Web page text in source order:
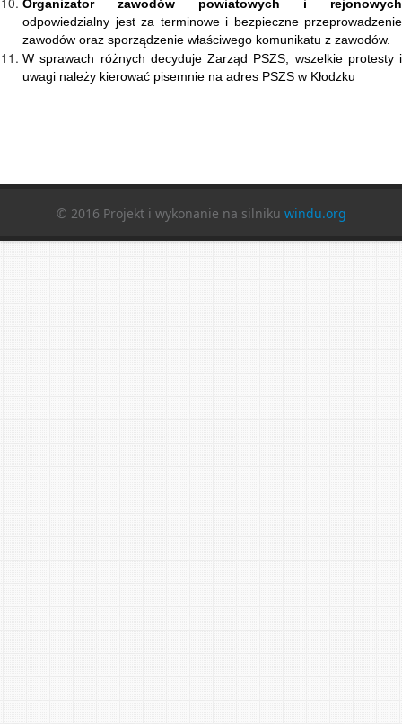
Organizator zawodów powiatowych i rejonowych
odpowiedzialny jest za terminowe i bezpieczne przeprowadzenie
zawodów oraz sporządzenie właściwego komunikatu z zawodów.
W sprawach różnych decyduje Zarząd PSZS, wszelkie protesty i
uwagi należy kierować pisemnie na adres PSZS w Kłodzku
© 2016 Projekt i wykonanie na silniku windu.org